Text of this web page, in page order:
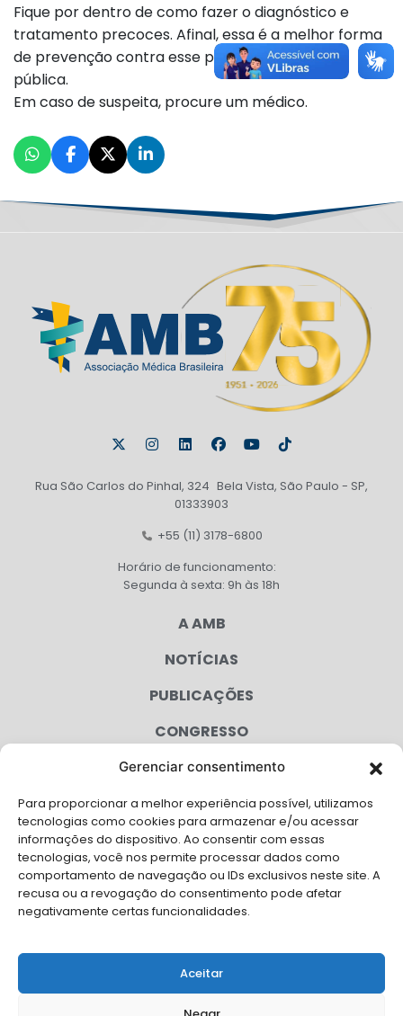
Gerenciar consentimento
Para proporcionar a melhor experiência possível, utilizamos
tecnologias como cookies para armazenar e/ou acessar
informações do dispositivo. Ao consentir com essas
tecnologias, você nos permite processar dados como
comportamento de navegação ou IDs exclusivos neste site. A
recusa ou a revogação do consentimento pode afetar
negativamente certas funcionalidades.
Aceitar
Fique por dentro de como fazer o diagnóstico e
tratamento precoces. Afinal, essa é a melhor forma
de prevenção contra esse problema de saúde
pública.
Em caso de suspeita, procure um médico.
Rua São Carlos do Pinhal, 324 Bela Vista, São Paulo - SP,
01333903
+55 (11) 3178-6800
Horário de funcionamento:
Segunda à sexta: 9h às 18h
A AMB
NOTÍCIAS
PUBLICAÇÕES
CONGRESSO
AGENDA
CAMPANHAS
SERVIÇOS
FILIADAS
LGPD
FALE CONOSCO
Solicite Apoio Institucional da AMB para o seu evento